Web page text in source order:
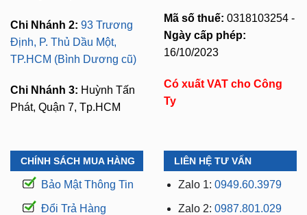
Chi Nhánh 2: 93 Trương
Định, P. Thủ Dầu Một,
TP.HCM (Bình Dương cũ)
Chi Nhánh 3: Huỳnh Tấn
Phát, Quận 7, Tp.HCM
Mã số thuế: 0318103254 -
Ngày cấp phép:
16/10/2023
Có xuất VAT cho Công
Ty
CHÍNH SÁCH MUA HÀNG
Bảo Mật Thông Tin
Đổi Trả Hàng
LIÊN HỆ TƯ VẤN
Zalo 1: 0949.60.3979
Zalo 2: 0987.801.029